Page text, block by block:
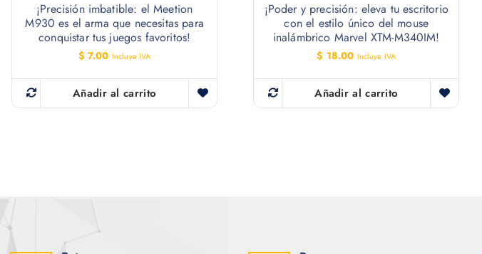
¡Precisión imbatible: el Meetion
M930 es el arma que necesitas para
conquistar tus juegos favoritos!
$ 7.00 Incluye IVA
Añadir al carrito
¡Poder y precisión: eleva tu escritorio
con el estilo único del mouse
inalámbrico Marvel XTM-M340IM!
$ 18.00 Incluye IVA
Añadir al carrito